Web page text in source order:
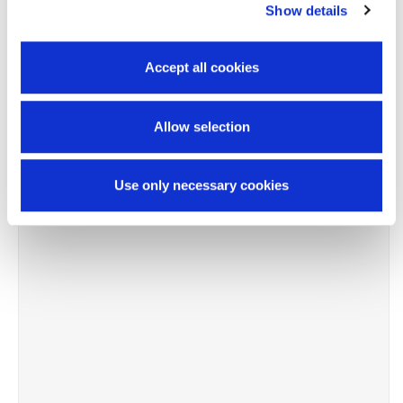
Show details
Accept all cookies
Allow selection
Use only necessary cookies